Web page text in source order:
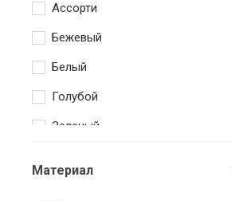
Ассорти
Бежевый
Белый
Голубой
Зеленый
Материал